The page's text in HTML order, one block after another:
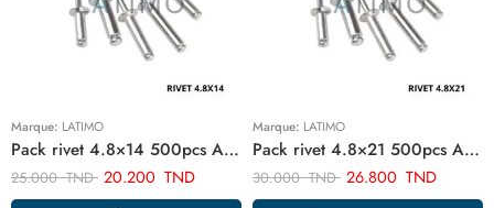
Marque: LATIMO
Pack rivet 4.8×14 500pcs ART030001
25.000TND 20.200 TND
Marque: LATIMO
Pack rivet 4.8×21 500pcs ART029971
30.000TND 26.800 TND